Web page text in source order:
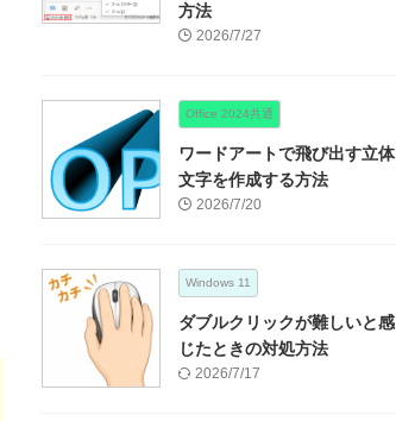
方法
2026/7/27
Office 2024共通
ワードアートで飛び出す立体
文字を作成する方法
2026/7/20
Windows 11
ダブルクリックが難しいと感
じたときの対処方法
2026/7/17